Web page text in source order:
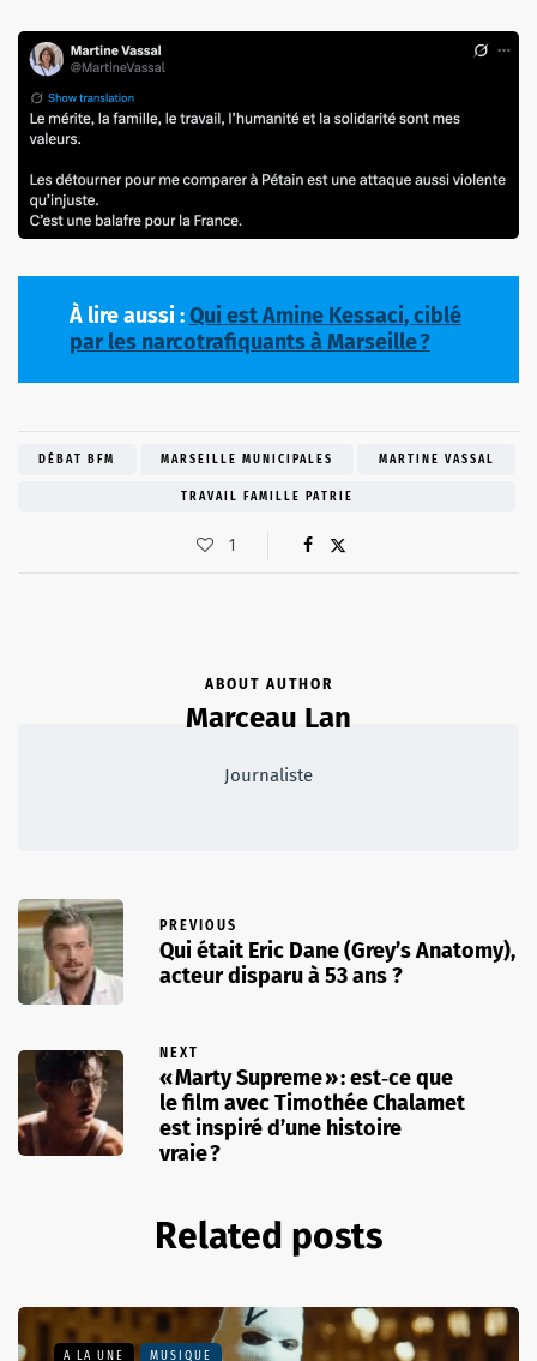
À lire aussi :Qui est Amine Kessaci, ciblé
par les narcotrafiquants à Marseille ?
DÉBAT BFM MARSEILLE MUNICIPALES MARTINE VASSAL
TRAVAIL FAMILLE PATRIE
1
ABOUT AUTHOR
Marceau Lan
Journaliste
PREVIOUS
Qui était Eric Dane (Grey’s Anatomy),
acteur disparu à 53 ans ?
NEXT
« Marty Supreme » : est‑ce que
le film avec Timothée Chalamet
est inspiré d’une histoire
vraie ?
Related posts
A LA UNE MUSIQUE